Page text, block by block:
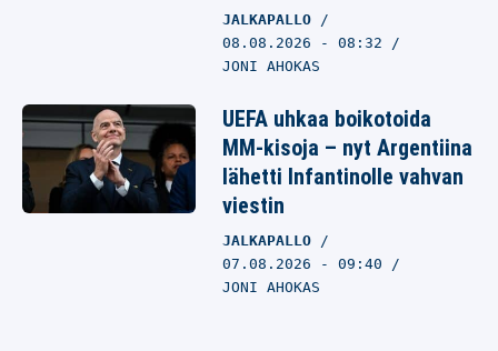
JALKAPALLO
08.08.2026 - 08:32
JONI AHOKAS
UEFA uhkaa boikotoida
MM-kisoja – nyt Argentiina
lähetti Infantinolle vahvan
viestin
JALKAPALLO
07.08.2026 - 09:40
JONI AHOKAS